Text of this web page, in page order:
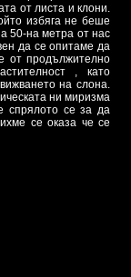
от листа и клони.
избяга не беше
50-на метра от нас
да се опитаме да
от продължително
, като
на слона.
ни миризма
спрялото се за да
се оказа че се